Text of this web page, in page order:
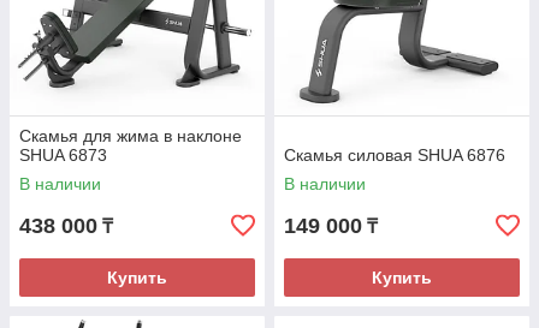
Скамья для жима в наклоне
SHUA 6873
В наличии
438 000 ₸
Купить
Скамья силовая SHUA 6876
В наличии
149 000 ₸
Купить